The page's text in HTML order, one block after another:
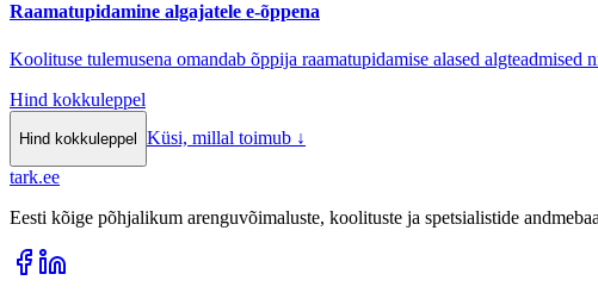
Raamatupidamine algajatele e-õppena
Koolituse tulemusena omandab õppija raamatupidamise alased
Hind kokkuleppel
Hind kokkuleppel Küsi, millal toimub ↓
tark.ee
Eesti kõige põhjalikum arenguvõimaluste, koolituste ja spetsialistide